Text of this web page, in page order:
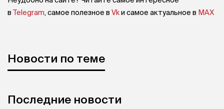
в Telegram, самое полезное в Vkи самое актуальное в MAX
Новости по теме
Последние новости